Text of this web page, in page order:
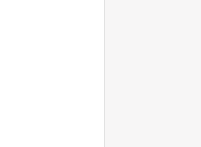
с
во
какие